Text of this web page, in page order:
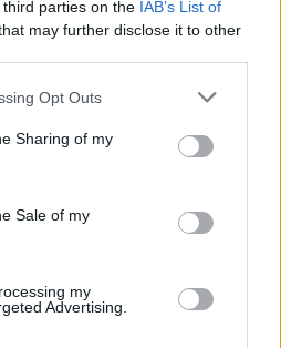
parties on the IAB’s List of
may further disclose it to other
Opt Outs
Sharing of my
Sale of my
my
Advertising.
karštas: temperatūra kils iki
00:15:54
laiko bandymu įsitvirtinti
neteisus